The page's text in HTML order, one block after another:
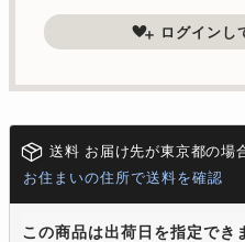
ログインし
送料 お届け先が東京都の場
お住まいの住所で送料を確認
この商品は出荷日を指定でき